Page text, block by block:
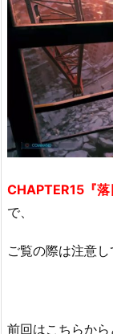
CHAPTER15『落
で、
ご覧の際は注意し
前回はこちらから